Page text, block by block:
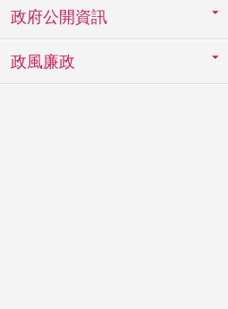
政府公開資訊
政風廉政